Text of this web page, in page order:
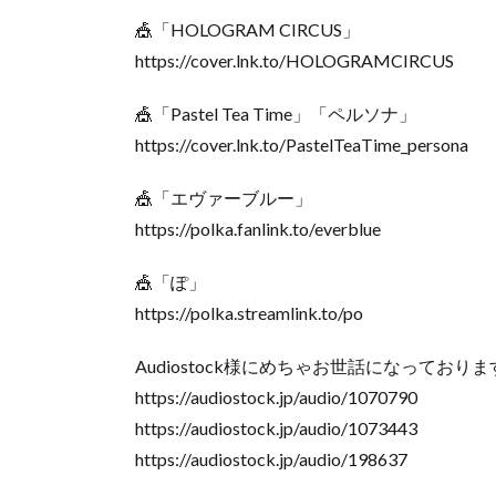
🎪「HOLOGRAM CIRCUS」
https://cover.lnk.to/HOLOGRAMCIRCUS
🎪「Pastel Tea Time」「ペルソナ」
https://cover.lnk.to/PastelTeaTime_persona
🎪「エヴァーブルー」
https://polka.fanlink.to/everblue
🎪「ぽ」
https://polka.streamlink.to/po
Audiostock様にめちゃお世話になっておりま
https://audiostock.jp/audio/1070790
https://audiostock.jp/audio/1073443
https://audiostock.jp/audio/198637